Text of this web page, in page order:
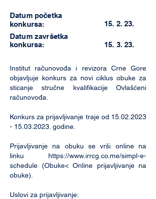
Datum početka
konkursa:
Datum završetka
konkursa:
15. 2. 23.
15. 3. 23.
Institut računovođa i revizora Crne Gore
objavljuje konkurs za novi ciklus obuke za
sticanje stručne kvalifikacije Ovlašćeni
računovođa.
Konkurs za prijavljivanje traje od 15.02.2023
- 15.03.2023 . godine.
Prijavljivanje na obuku se vrši online na
linku https://www.irrcg.co.me/simpl-e-
schedule (Obuke< Online prijavljivanje na
obuke).
Uslovi za prijavljivanje: